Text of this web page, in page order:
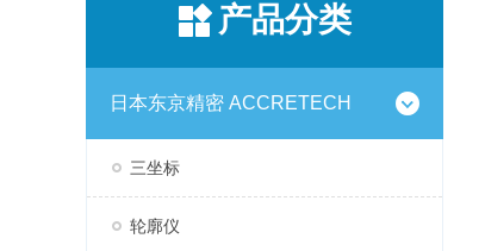
产品分类
日本东京精密 ACCRETECH
三坐标
轮廓仪